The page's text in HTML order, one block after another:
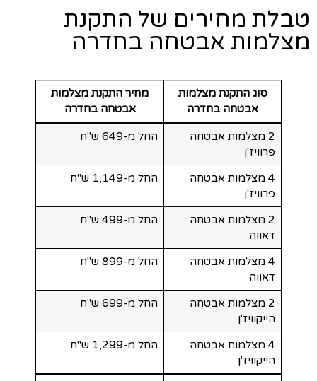
טבלת מחירים של התקנת
מצלמות אבטחה בחדרה
סוג התקנת מצלמות
אבטחה בחדרה
מחיר התקנת מצלמות
אבטחה בחדרה
2 מצלמות אבטחה
פרוויז'ן
החל מ-649 ש"ח
4 מצלמות אבטחה
פרוויז'ן
החל מ-1,149 ש"ח
2 מצלמות אבטחה
דאווה
החל מ-499 ש"ח
4 מצלמות אבטחה
דאווה
החל מ-899 ש"ח
2 מצלמות אבטחה
הייקוויז'ן
החל מ-699 ש"ח
4 מצלמות אבטחה
הייקוויז'ן
החל מ-1,299 ש"ח